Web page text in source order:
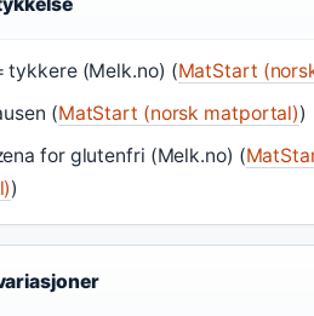
tykkere (Melk.no) (MatStart
(MatStart (norsk matportal))
for glutenfri (Melk.no) (
)